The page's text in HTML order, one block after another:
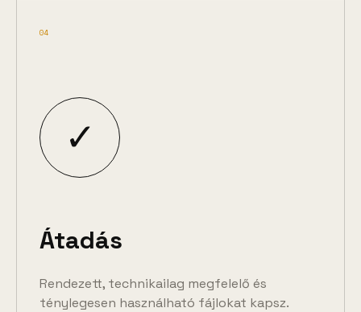
04
✓
Átadás
Rendezett, technikailag megfelelő és
ténylegesen használható fájlokat kapsz.